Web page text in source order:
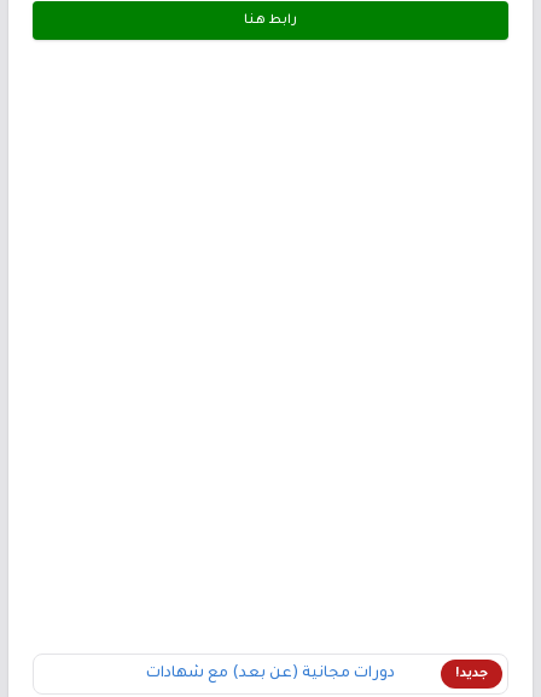
رابط هـنـا
جديد! دورات مجانية (عن بعد) مع شهادات